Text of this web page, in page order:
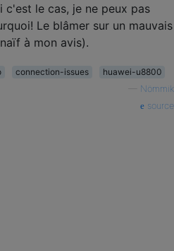
c'est le cas, je ne peux pas
Le blâmer sur un mauvais
à mon avis).
connection-issues
huawei-u8800
Nömmik
source